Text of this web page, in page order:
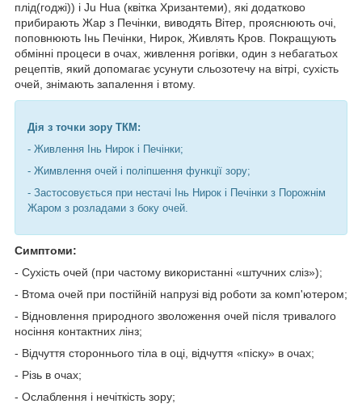
плід(годжі)) і Ju Hua (квітка Хризантеми), які додатково
прибирають Жар з Печінки, виводять Вітер, прояснюють очі,
поповнюють Інь Печінки, Нирок, Живлять Кров. Покращують
обмінні процеси в очах, живлення рогівки, один з небагатьох
рецептів, який допомагає усунути сльозотечу на вітрі, сухість
очей, знімають запалення і втому.
Дія з точки зору ТКМ:
- Живлення Інь Нирок і Печінки;
- Жимвлення очей і поліпшення функції зору;
- Застосовується при нестачі Інь Нирок і Печінки з Порожнім
Жаром з розладами з боку очей.
Симптоми:
- Сухість очей (при частому використанні «штучних сліз»);
- Втома очей при постійній напрузі від роботи за комп'ютером;
- Відновлення природного зволоження очей після тривалого
носіння контактних лінз;
- Відчуття стороннього тіла в оці, відчуття «піску» в очах;
- Різь в очах;
- Ослаблення і нечіткість зору;